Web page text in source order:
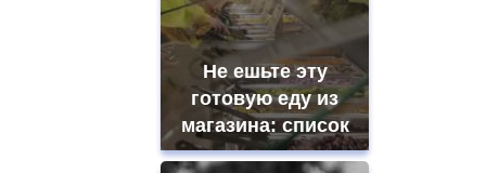
Не ешьте эту
готовую еду из
магазина: список